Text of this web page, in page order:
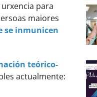
para
maiores
se inmunicen
teórico-
actualmente: